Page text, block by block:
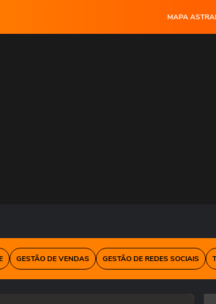
MAPA
GESTÃO DE VENDAS GESTÃO DE REDES SOCIAIS